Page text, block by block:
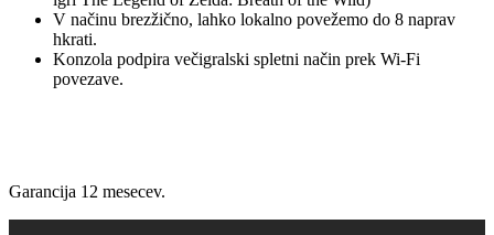
V načinu brezžično, lahko lokalno povežemo do 8 naprav
hkrati.
Konzola podpira večigralski spletni način prek Wi-Fi
povezave.
Garancija 12 mesecev.